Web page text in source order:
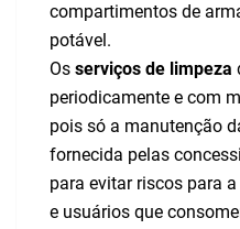
compartimentos de
potável.
Os serviços de limpeza
periodicamente e com
pois só a manutenção
fornecida pelas
para evitar riscos para
e usuários que